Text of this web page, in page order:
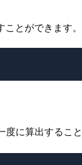
とができます。
に算出するこ